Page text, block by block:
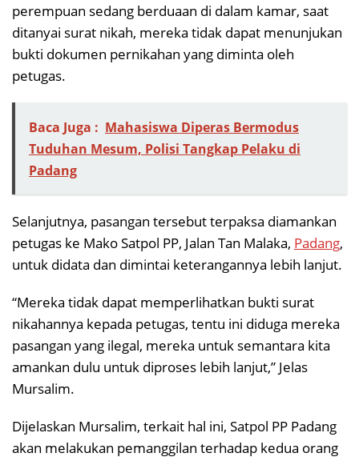
perempuan sedang berduaan di dalam kamar, saat
ditanyai surat nikah, mereka tidak dapat menunjukan
bukti dokumen pernikahan yang diminta oleh
petugas.
Baca Juga : Mahasiswa Diperas Bermodus
Tuduhan Mesum, Polisi Tangkap Pelaku di
Padang
Selanjutnya, pasangan tersebut terpaksa diamankan
petugas ke Mako Satpol PP, Jalan Tan Malaka, Padang,
untuk didata dan dimintai keterangannya lebih lanjut.
“Mereka tidak dapat memperlihatkan bukti surat
nikahannya kepada petugas, tentu ini diduga mereka
pasangan yang ilegal, mereka untuk semantara kita
amankan dulu untuk diproses lebih lanjut,” Jelas
Mursalim.
Dijelaskan Mursalim, terkait hal ini, Satpol PP Padang
akan melakukan pemanggilan terhadap kedua orang